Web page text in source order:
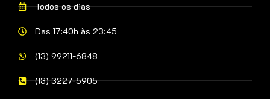
Todos os dias
Das 17:40h às 23:45
(13) 99211-6848
(13) 3227-5905